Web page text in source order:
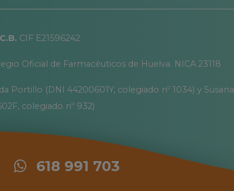
CIF E21596242
Oficial de Farmacéuticos de Huelva. NICA 23118
Portillo (DNI 44200601Y, colegiado nº 1034) y Susana
colegiado nº 932)
618 991 703